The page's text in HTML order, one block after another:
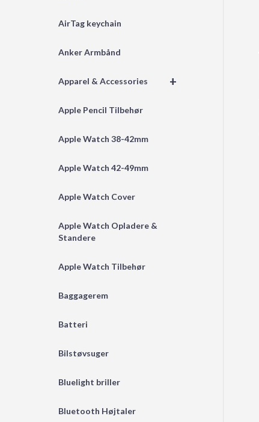
AirTag keychain
Anker Armbånd
+
Apparel & Accessories
Apple Pencil Tilbehør
Apple Watch 38-42mm
Apple Watch 42-49mm
Apple Watch Cover
Apple Watch Opladere &
Standere
Apple Watch Tilbehør
Baggagerem
Batteri
Bilstøvsuger
Bluelight briller
Bluetooth Højtaler